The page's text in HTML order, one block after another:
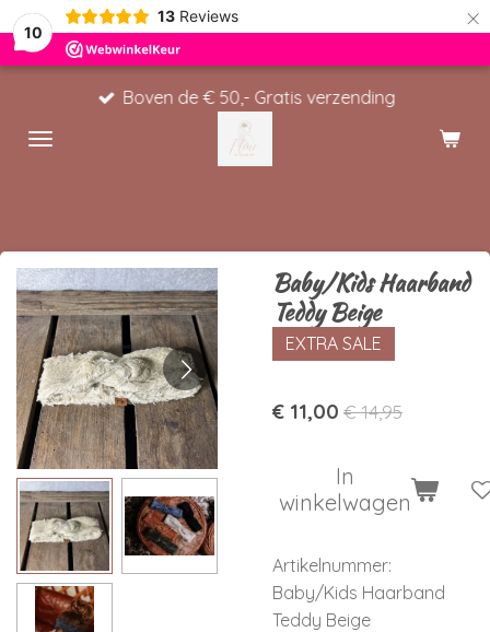
10
13 Reviews ×
Boven de € 50,- Gratis verzending
Baby/Kids Haarband
Teddy Beige
EXTRA SALE
€ 11,00 € 14,95
In
winkelwagen
Artikelnummer:
Baby/Kids Haarband
Teddy Beige